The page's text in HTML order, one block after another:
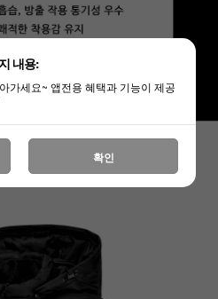
내용:
가세요~ 앱전용 혜택과 기능이 제공
확인